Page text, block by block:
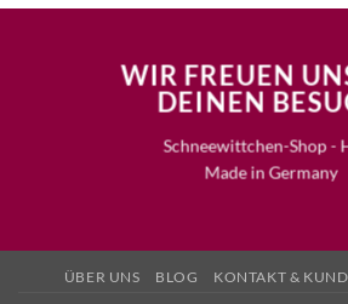
WIR FREUEN
DEINEN
Schneewittchen-Shop -
Made in Germany
ÜBER UNS BLOG KONTAKT &